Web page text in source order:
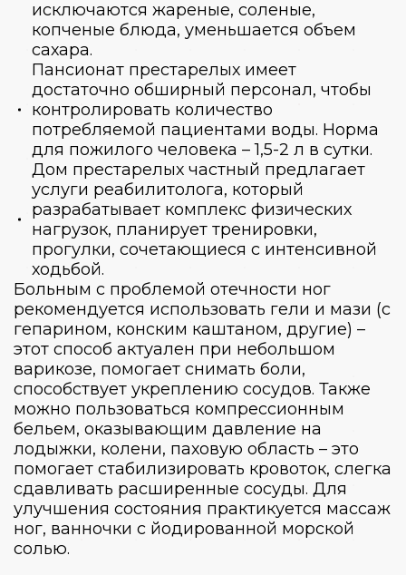
исключаются жареные, соленые,
копченые блюда, уменьшается объем
сахара.
Пансионат престарелых имеет
достаточно обширный персонал, чтобы
контролировать количество
потребляемой пациентами воды. Норма
для пожилого человека – 1,5-2 л в сутки.
Дом престарелых частный предлагает
услуги реабилитолога, который
разрабатывает комплекс физических
нагрузок, планирует тренировки,
прогулки, сочетающиеся с интенсивной
ходьбой.
Больным с проблемой отечности ног
рекомендуется использовать гели и мази (с
гепарином, конским каштаном, другие) –
этот способ актуален при небольшом
варикозе, помогает снимать боли,
способствует укреплению сосудов. Также
можно пользоваться компрессионным
бельем, оказывающим давление на
лодыжки, колени, паховую область – это
помогает стабилизировать кровоток, слегка
сдавливать расширенные сосуды. Для
улучшения состояния практикуется массаж
ног, ванночки с йодированной морской
солью.